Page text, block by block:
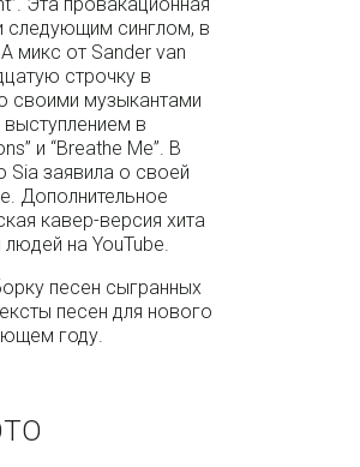
следующим синглом, в
микс от Sander van
строчку в
своими музыкантами
выступлением в
и “Breathe Me”. В
заявила о своей
Дополнительное
кавер-версия хита
на YouTube.
песен сыгранных
песен для нового
году.